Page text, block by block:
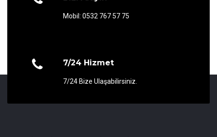
Mobil: 0532 767 57 75
7/24 Hizmet
7/24 Bize Ulaşabilirsiniz.